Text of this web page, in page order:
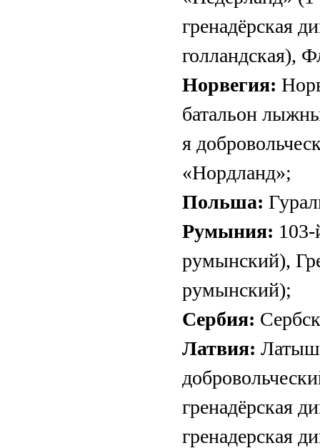
гренадёрская
голландская),
Норвегия:
батальон
я
«Нордланд»;
Польша:
Румыния:
румынский),
румынский);
Сербия:
Латвия:
гренадёрская
гренадерская